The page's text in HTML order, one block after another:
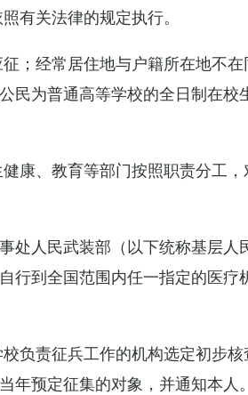
有关法律的规定执行。
；经常居住地与户籍所在地不
民为普通高等学校的全日制在校
康、教育等部门按照职责分工
处人民武装部（以下统称基层人
行到全国范围内任一指定的医
负责征兵工作的机构选定初步
预定征集的对象，并通知本人。